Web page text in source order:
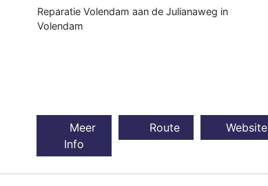
Reparatie Volendam aan de Julianaweg in
Volendam
Meer
Info
Route Website